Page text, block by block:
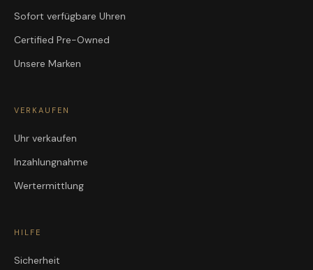
Sofort verfügbare Uhren
Certified Pre-Owned
Unsere Marken
VERKAUFEN
Uhr verkaufen
Inzahlungnahme
Wertermittlung
HILFE
Sicherheit